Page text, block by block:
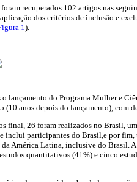
recuperados 102 artigos nas
dos critérios de inclusão e
1).
lançamento do Programa Mulher e
anos depois do lançamento), com
final, 26 foram realizados no Brasil,
inclui participantes do Brasil,e por fim,
América Latina, inclusive do Brasil.
quantitativos (41%) e cinco